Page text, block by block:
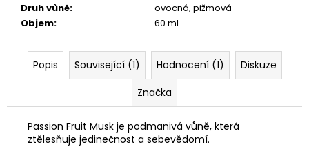
Druh vůně:
ovocná, pižmová
Objem: 60 ml
Popis Související (1) Hodnocení (1)
Diskuze
Značka
Passion Fruit Musk je podmanivá vůně, která
ztělesňuje jedinečnost a sebevědomí.
e
m